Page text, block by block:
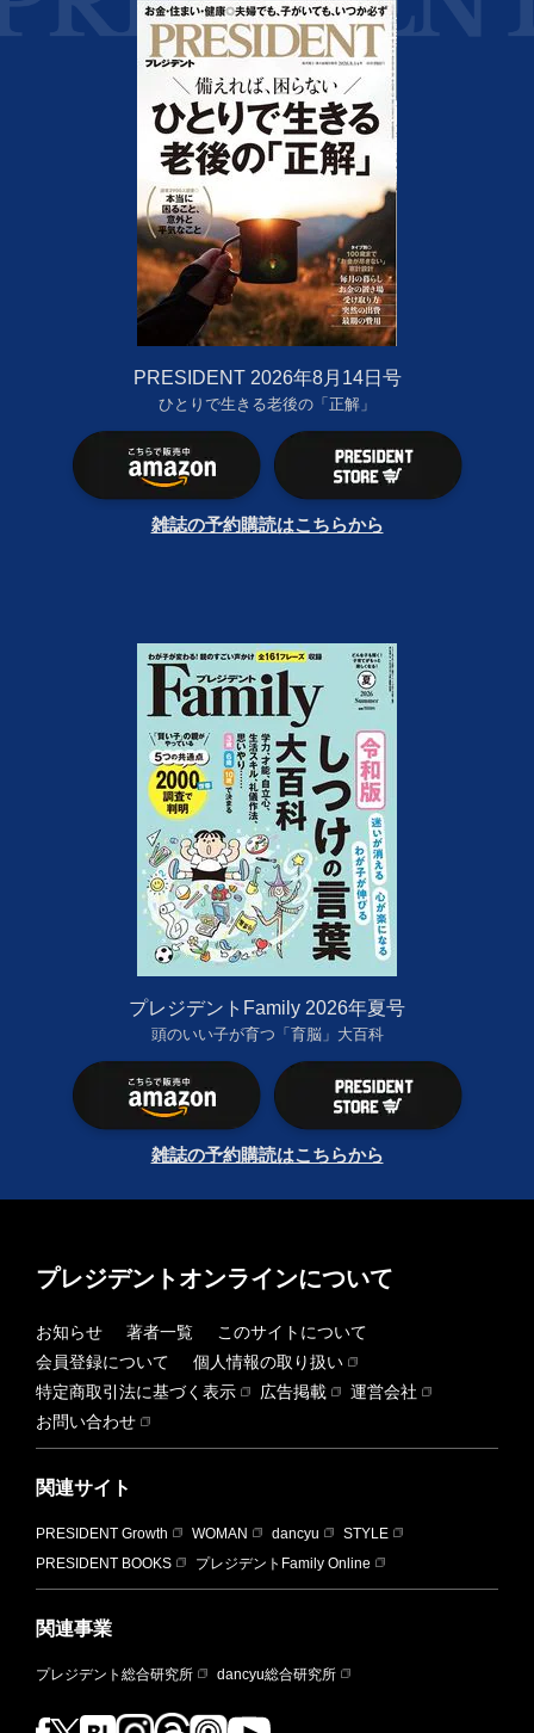
PRESIDENT 2026年8月14日号
ひとりで生きる老後の「正解」
雑誌の予約購読はこちらから
プレジデントFamily 2026年夏号
頭のいい子が育つ「育脳」大百科
雑誌の予約購読はこちらから
プレジデントオンラインについて
お知らせ 著者一覧
このサイトについて
会員登録について
個人情報の取り扱い
特定商取引法に基づく表示
広告掲載
運営会社
お問い合わせ
関連サイト
PRESIDENT Growth WOMAN dancyu
STYLE
PRESIDENT BOOKS
プレジデントFamily Online
関連事業
プレジデント総合研究所 dancyu総合研究所